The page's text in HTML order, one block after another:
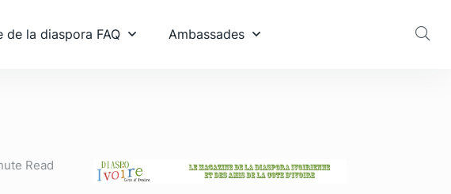
de la diaspora FAQ Ambassades
Read